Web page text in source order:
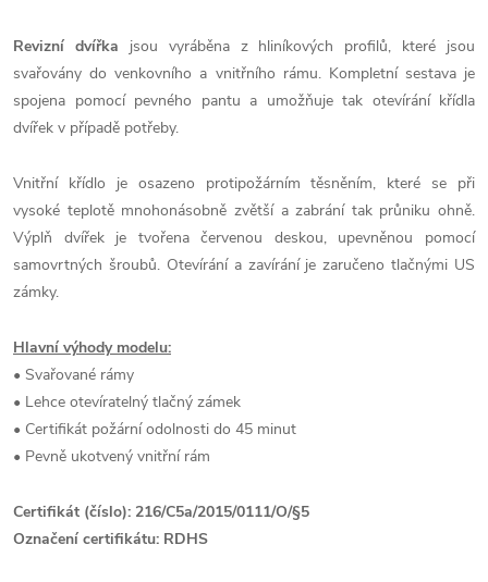
Revizní dvířka jsou vyráběna z hliníkových profilů, které jsou
svařovány do venkovního a vnitřního rámu. Kompletní sestava je
spojena pomocí pevného pantu a umožňuje tak otevírání křídla
dvířek v případě potřeby.
Vnitřní křídlo je osazeno protipožárním těsněním, které se při
vysoké teplotě mnohonásobně zvětší a zabrání tak průniku ohně.
Výplň dvířek je tvořena červenou deskou, upevněnou pomocí
samovrtných šroubů. Otevírání a zavírání je zaručeno tlačnými US
zámky.
Hlavní výhody modelu:
• Svařované rámy
• Lehce otevíratelný tlačný zámek
• Certifikát požární odolnosti do 45 minut
• Pevně ukotvený vnitřní rám
Certifikát (číslo): 216/C5a/2015/0111/O/§5
Označení certifikátu: RDHS